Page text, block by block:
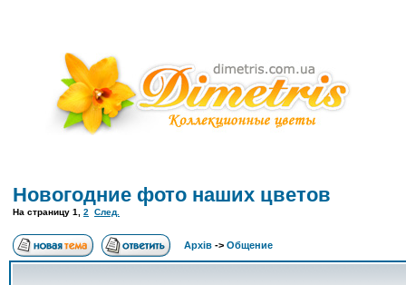
Новогодние фото наших цветов
На страницу 1 2 След.
Архів -> Общение